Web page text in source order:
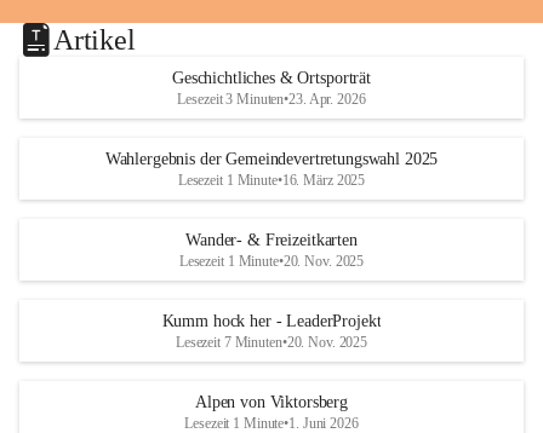
Artikel
Geschichtliches & Ortsporträt
Lesezeit 3 Minuten•23. Apr. 2026
Wahlergebnis der Gemeindevertretungswahl 2025
Lesezeit 1 Minute•16. März 2025
Wander- & Freizeitkarten
Lesezeit 1 Minute•20. Nov. 2025
Kumm hock her - LeaderProjekt
Lesezeit 7 Minuten•20. Nov. 2025
Alpen von Viktorsberg
Lesezeit 1 Minute•1. Juni 2026